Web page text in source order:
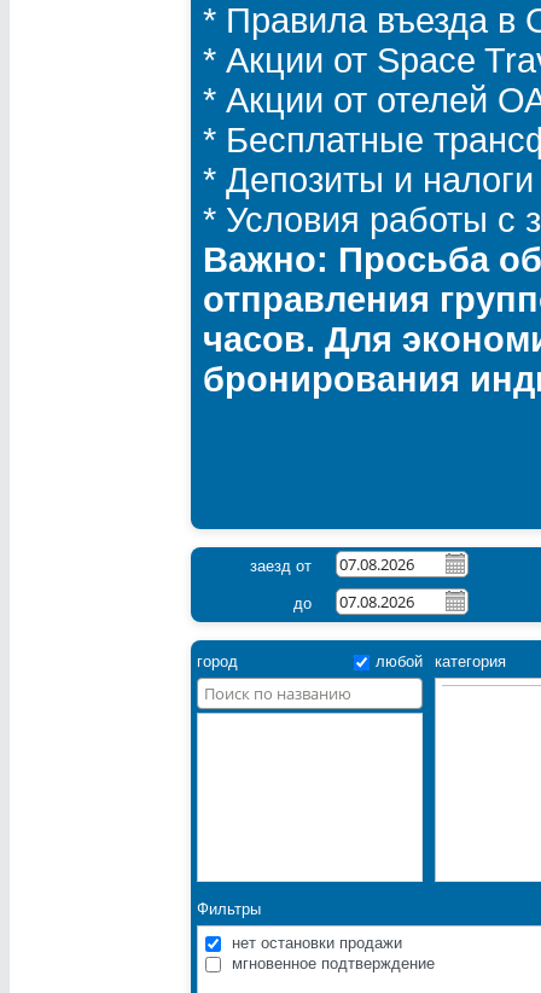
* Правила въезда
* Акции от Space
* Акции от отелей
* Бесплатные
* Депозиты и
* Условия работы с
Важно: Просьба
отправления
часов. Для
бронирования
заезд от
до
город любой категория
Фильтры
нет остановки продажи
мгновенное подтверждение